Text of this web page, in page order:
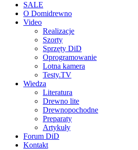
SALE
O Domidrewno
Video
Realizacje
Szorty
Sprzęty DiD
Oprogramowanie
Lotna kamera
Testy.TV
Wiedza
Literatura
Drewno lite
Drewnopochodne
Preparaty
Artykuły
Forum DiD
Kontakt